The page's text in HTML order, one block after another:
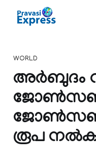
WORLD
അര്‍ബുദം
ജോണ്‍സണ്‍
രൂപ